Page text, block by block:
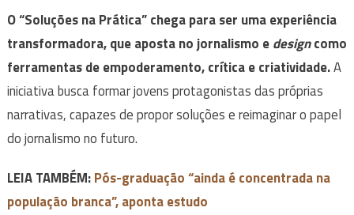
O “Soluções na Prática” chega para ser uma experiência
transformadora, que aposta no jornalismo edesigncomo
ferramentas de empoderamento, crítica e criatividade.A
iniciativa busca formar jovens protagonistas das próprias
narrativas, capazes de propor soluções e reimaginar o papel
do jornalismo no futuro.
LEIA TAMBÉM:Pós-graduação “ainda é concentrada na
população branca”, aponta estudo